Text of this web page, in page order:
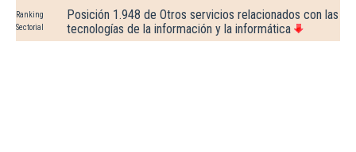
Ranking
Sectorial
Posición 1.948 de Otros servicios relacionados con las
tecnologías de la información y la informática